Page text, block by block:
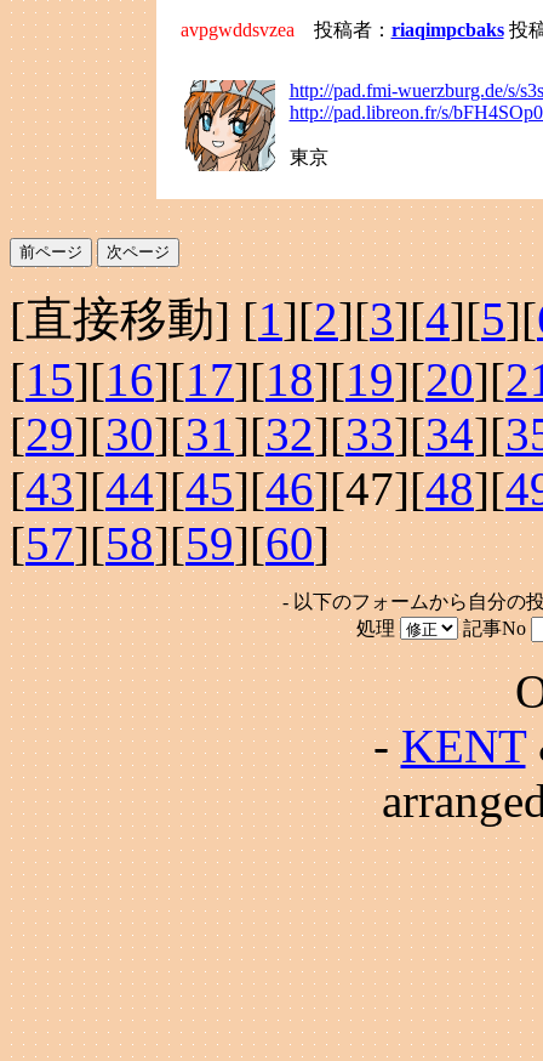
avpgwddsvzea 投稿者： riaqimpcbaks投
http://pad.fmi-wuerzburg.de/s/
http://pad.libreon.fr/s/
東京
[直接移動] [1][2][3][4][5][
[15][16][17][18][19][20][
[29][30][31][32][33][34][
[43][44][45][46][47][48][
[57][58][59][60]
- 以下のフォームから自分の
処理
記事No
-KENT